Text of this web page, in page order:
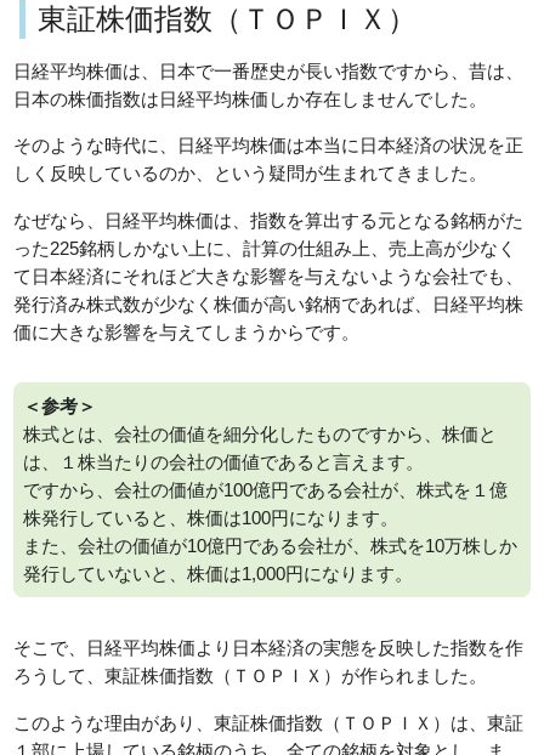
東証株価指数（ＴＯＰＩＸ）
日経平均株価は、日本で一番歴史が長い指数ですから、昔は、
日本の株価指数は日経平均株価しか存在しませんでした。
そのような時代に、日経平均株価は本当に日本経済の状況を正
しく反映しているのか、という疑問が生まれてきました。
なぜなら、日経平均株価は、指数を算出する元となる銘柄がた
った225銘柄しかない上に、計算の仕組み上、売上高が少なく
て日本経済にそれほど大きな影響を与えないような会社でも、
発行済み株式数が少なく株価が高い銘柄であれば、日経平均株
価に大きな影響を与えてしまうからです。
＜参考＞
株式とは、会社の価値を細分化したものですから、株価と
は、１株当たりの会社の価値であると言えます。
ですから、会社の価値が100億円である会社が、株式を１億
株発行していると、株価は100円になります。
また、会社の価値が10億円である会社が、株式を10万株しか
発行していないと、株価は1,000円になります。
そこで、日経平均株価より日本経済の実態を反映した指数を作
ろうして、東証株価指数（ＴＯＰＩＸ）が作られました。
このような理由があり、東証株価指数（ＴＯＰＩＸ）は、東証
１部に上場している銘柄のうち、全ての銘柄を対象とし、ま